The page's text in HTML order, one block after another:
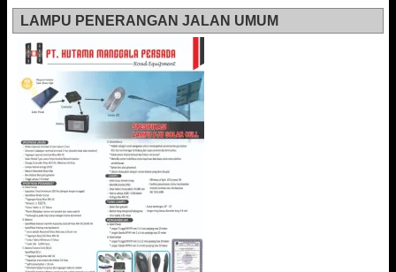
LAMPU PENERANGAN JALAN UMUM